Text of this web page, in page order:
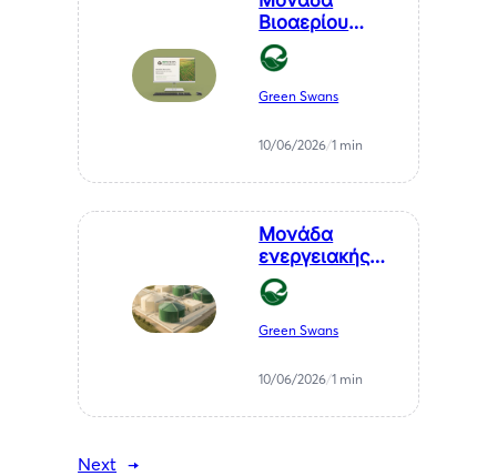
Βιοαερίου
Βιοστερεά Α.Ε.
στον Μελιγαλά
Green Swans
10/06/2026/1 min
Μονάδα
ενεργειακής
αξιοποίησης
αγροτικών
υπολειμμάτων
Μελιγαλά
Green Swans
10/06/2026/1 min
Next →